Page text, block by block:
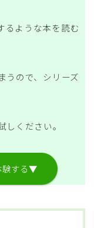
るような本を読む
うので、シリーズ
しください。
する▼